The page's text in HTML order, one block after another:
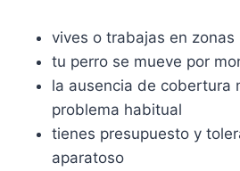
vives o trabajas en zonas
tu perro se mueve por
la ausencia de cobertura
problema habitual
tienes presupuesto y
aparatoso